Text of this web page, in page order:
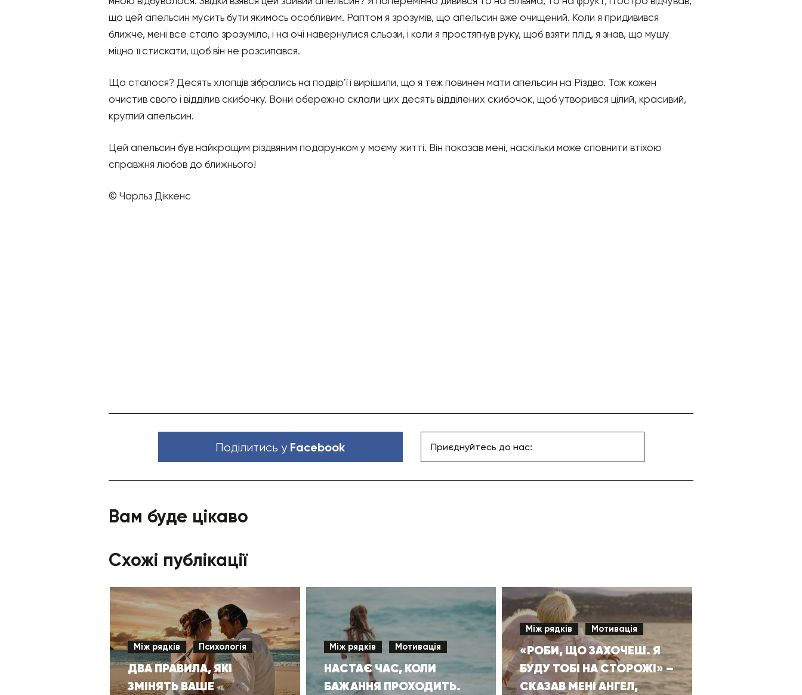
що цей апельсин мусить бути якимось особливим. Раптом я зрозумів, що апельсин вже очищений. Коли я придивився
ближче, мені все стало зрозуміло, і на очі навернулися сльози, і коли я простягнув руку, щоб взяти плід, я знав, що мушу
міцно її стискати, щоб він не розсипався.
Що сталося? Десять хлопців зібрались на подвір’ї і вирішили, що я теж повинен мати апельсин на Різдво. Тож кожен
очистив свого і відділив скибочку. Вони обережно склали цих десять відділених скибочок, щоб утворився цілий, красивий,
круглий апельсин.
Цей апельсин був найкращим різдвяним подарунком у моєму житті. Він показав мені, наскільки може сповнити втіхою
справжня любов до ближнього!
© Чарльз Діккенс
Поділитись у Facebook Приєднуйтесь до нас:
Вам буде цікаво
Схожі публікації
Між рядків Психологія
ДВА ПРАВИЛА, ЯКІ
ЗМІНЯТЬ ВАШЕ
Між рядків Мотивація
НАСТАЄ ЧАС, КОЛИ
БАЖАННЯ ПРОХОДИТЬ.
Між рядків Мотивація
«РОБИ, ЩО ЗАХОЧЕШ. Я
БУДУ ТОБІ НА СТОРОЖІ» –
СКАЗАВ МЕНІ АНГЕЛ,